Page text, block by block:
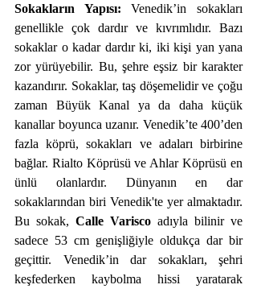
Sokakların Yapısı: Venedik’in sokakları
genellikle çok dardır ve kıvrımlıdır. Bazı
sokaklar o kadar dardır ki, iki kişi yan yana
zor yürüyebilir. Bu, şehre eşsiz bir karakter
kazandırır. Sokaklar, taş döşemelidir ve çoğu
zaman Büyük Kanal ya da daha küçük
kanallar boyunca uzanır. Venedik’te 400’den
fazla köprü, sokakları ve adaları birbirine
bağlar. Rialto Köprüsü ve Ahlar Köprüsü en
ünlü olanlardır. Dünyanın en dar
sokaklarından biri Venedik'te yer almaktadır.
Bu sokak, Calle Varisco adıyla bilinir ve
sadece 53 cm genişliğiyle oldukça dar bir
geçittir. Venedik’in dar sokakları, şehri
keşfederken kaybolma hissi yaratarak